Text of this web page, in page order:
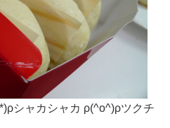
シャカシャカ ρ(^o^)ρツクチ